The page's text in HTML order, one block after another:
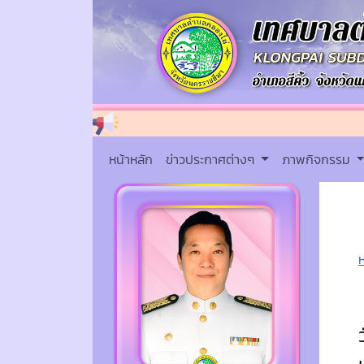
หน้าหลัก ข่าวประกาศต่างๆ ภาพกิจกรรม